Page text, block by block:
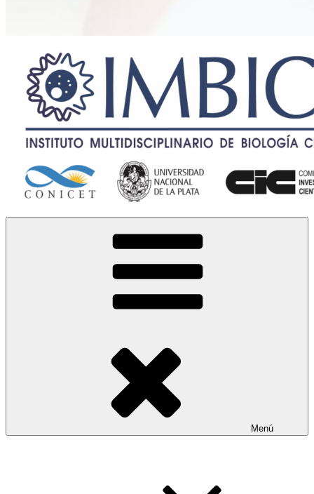
Instituto Multidisciplinario de Biología Celular
Menú